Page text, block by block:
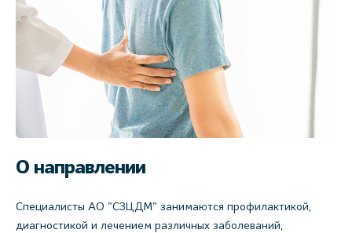
О направлении
Специалисты АО "СЗЦДМ" занимаются профилактикой,
диагностикой и лечением различных заболеваний,